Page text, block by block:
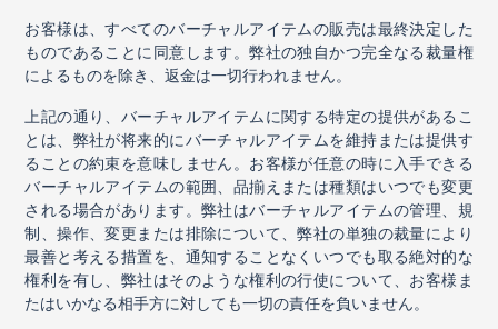
お客様は、すべてのバーチャルアイテムの販売は最終決定した
ものであることに同意します。弊社の独自かつ完全なる裁量権
によるものを除き、返金は一切行われません。
上記の通り、バーチャルアイテムに関する特定の提供があるこ
とは、弊社が将来的にバーチャルアイテムを維持または提供す
ることの約束を意味しません。お客様が任意の時に入手できる
バーチャルアイテムの範囲、品揃えまたは種類はいつでも変更
される場合があります。弊社はバーチャルアイテムの管理、規
制、操作、変更または排除について、弊社の単独の裁量により
最善と考える措置を、通知することなくいつでも取る絶対的な
権利を有し、弊社はそのような権利の行使について、お客様ま
たはいかなる相手方に対しても一切の責任を負いません。